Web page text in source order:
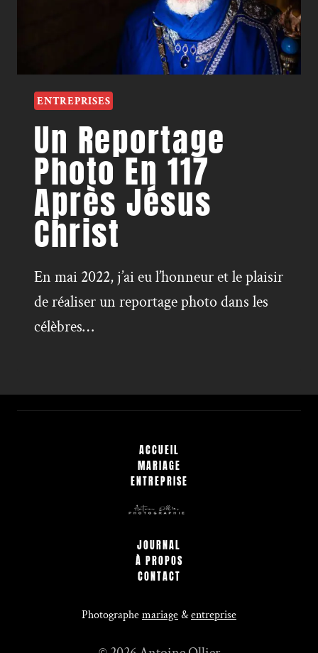
ENTREPRISES
Un Reportage
Photo En 117
Après Jésus
Christ
En mai 2022, j’ai eu l’honneur et le plaisir
de réaliser un reportage photo dans les
célèbres…
ACCUEIL
MARIAGE
ENTREPRISE
JOURNAL
À PROPOS
CONTACT
Photographemariage&entreprise